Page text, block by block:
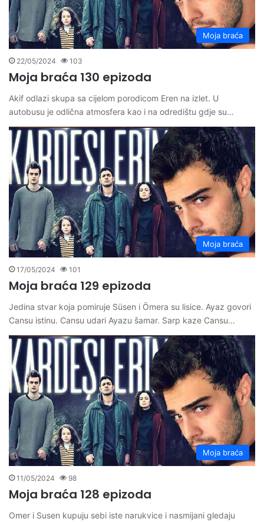
Moja braća
22/05/2024 103
Moja braća 130 epizoda
Akif odlazi skupa sa cijelom porodicom Eren na izlet. U
autobusu je odlična atmosfera kao i na odredištu gdje su…
Moja braća
17/05/2024 101
Moja braća 129 epizoda
Jedina stvar koja pomiruje Süsen i Ömera su lisice. Ayaz govori
Cansu istinu. Cansu udari Ayazu šamar. Sarp kaze Cansu…
Moja braća
11/05/2024 98
Moja braća 128 epizoda
Omer i Susen kupuju sebi iste narukvice i nasmijani gledaju